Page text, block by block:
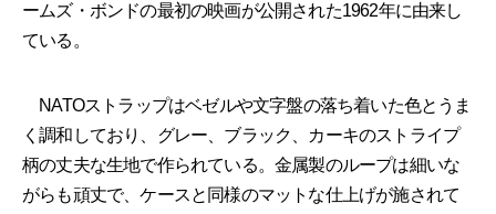
ームズ・ボンドの最初の映画が公開された1962年に由来し
ている。
NATOストラップはベゼルや文字盤の落ち着いた色とうま
く調和しており、グレー、ブラック、カーキのストライプ
柄の丈夫な生地で作られている。金属製のループは細いな
がらも頑丈で、ケースと同様のマットな仕上げが施されて